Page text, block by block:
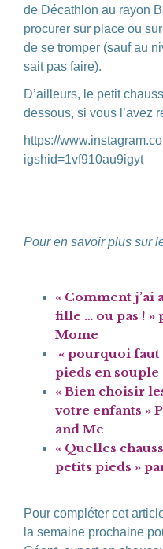
de Décathlon au rayon
procurer sur place ou
de se tromper (sauf au
sait pas faire).
D’ailleurs, le petit
dessous, si vous l’avez
https://
igshid=1vf910au9igyt
Pour en savoir plus sur
« Comment j’ai
fille … ou pas ! »
Mome
« pourquoi faut
pieds en souple
« Bien choisir
votre enfants »
and Me
« Quelles
petits pieds »
Pour compléter cet
la semaine prochaine